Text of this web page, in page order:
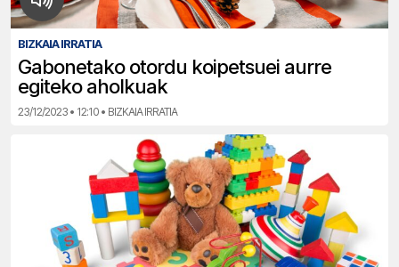
BIZKAIA IRRATIA
Gabonetako otordu koipetsuei aurre
egiteko aholkuak
23/12/2023 • 12:10 • BIZKAIA IRRATIA